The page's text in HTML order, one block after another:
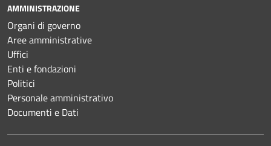
AMMINISTRAZIONE
Organi di governo
Aree amministrative
Uffici
Enti e fondazioni
Politici
Personale amministrativo
Documenti e Dati